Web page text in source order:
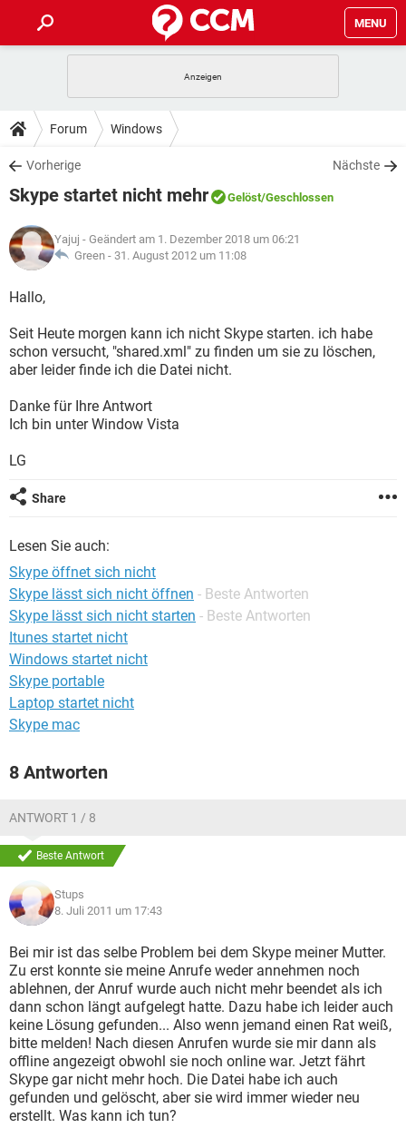
MENU
ANDROID
WINDOWS 10
WHATSAPP TIKTOK
FACEBOOK
TIPPS & TRICKS
SPIELE
WHATSAPP TIKTOK
FACEBOOK
DOWNLOADS
SPIELE STREAMING
ANDROID
WINDOWS 10 INSTAGRAM
WHATSAPP
FORUM
SPIELE STREAMING
ANDROID
WINDOWS 10
WHATSAPP TIKTOK
FACEBOOK HARDWARE
LEXIKON
SPIELE
WINDOWS 10 INSTAGRAM
FACEBOOK
Forum Windows
Vorherige Nächste
Skype startet nicht mehr Gelöst/Geschlossen
Yajuj - Geändert am 1. Dezember 2018 um 06:21
Green - 31. August 2012 um 11:08
Hallo,
Seit Heute morgen kann ich nicht Skype starten. ich habe
schon versucht, "shared.xml" zu finden um sie zu löschen,
aber leider finde ich die Datei nicht.
Danke für Ihre Antwort
Ich bin unter Window Vista
LG
Share
Lesen Sie auch:
Skype öffnet sich nicht
Skype lässt sich nicht öffnen - Beste Antworten
Skype lässt sich nicht starten - Beste Antworten
Itunes startet nicht
Windows startet nicht
Skype portable
Laptop startet nicht
Skype mac
8 Antworten
ANTWORT 1 / 8
Beste Antwort
Stups
8. Juli 2011 um 17:43
Bei mir ist das selbe Problem bei dem Skype meiner Mutter.
Zu erst konnte sie meine Anrufe weder annehmen noch
ablehnen, der Anruf wurde auch nicht mehr beendet als ich
dann schon längt aufgelegt hatte. Dazu habe ich leider auch
keine Lösung gefunden... Also wenn jemand einen Rat weiß,
bitte melden! Nach diesen Anrufen wurde sie mir dann als
offline angezeigt obwohl sie noch online war. Jetzt fährt
Skype gar nicht mehr hoch. Die Datei habe ich auch
gefunden und gelöscht, aber sie wird immer wieder neu
erstellt. Was kann ich tun?